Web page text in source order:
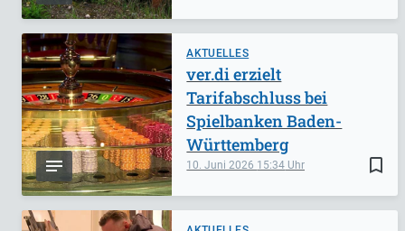
AKTUELLES
bookmark_border
10. Juni 2026 15:34
ver.di erzielt
Tarifabschluss bei
Spielbanken Baden-
Württemberg